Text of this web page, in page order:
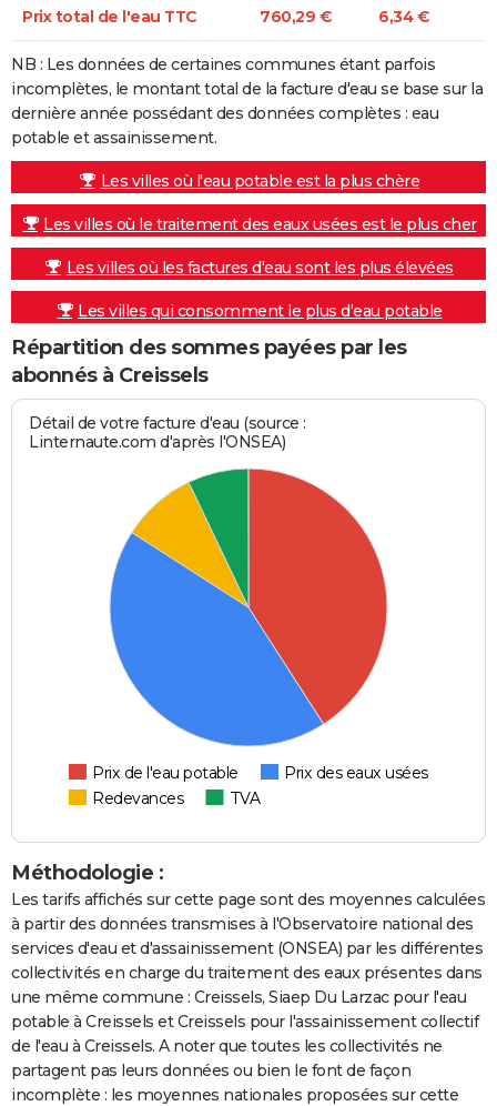
Prix total de l'eau TTC 760,29 € 6,34 €
NB : Les données de certaines communes étant parfois
incomplètes, le montant total de la facture d'eau se base sur la
dernière année possédant des données complètes : eau
potable et assainissement.
Les villes où l'eau potable est la plus chère
Les villes où le traitement des eaux usées est le plus cher
Les villes où les factures d'eau sont les plus élevées
Les villes qui consomment le plus d'eau potable
Répartition des sommes payées par les
abonnés à Creissels
Détail de votre facture d'eau (source :
Linternaute.com d'après l'ONSEA)
Prix de l'eau potable
Prix des eaux usées
Redevances
TVA
Méthodologie :
Les tarifs affichés sur cette page sont des moyennes calculées
à partir des données transmises à l'Observatoire national des
services d'eau et d'assainissement (ONSEA) par les différentes
collectivités en charge du traitement des eaux présentes dans
une même commune : Creissels, Siaep Du Larzac pour l'eau
potable à Creissels et Creissels pour l'assainissement collectif
de l'eau à Creissels. A noter que toutes les collectivités ne
partagent pas leurs données ou bien le font de façon
incomplète : les moyennes nationales proposées sur cette